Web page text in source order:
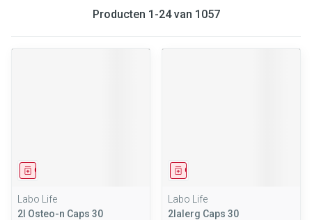
Producten 1 -24van 1057
Geneesmiddel
Labo Life
2l Osteo-n Caps 30
Geneesmiddel
Labo Life
2lalerg Caps 30